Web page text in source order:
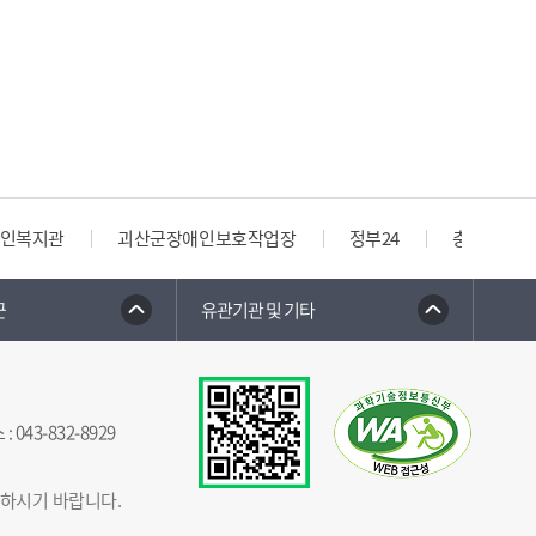
복지관 괴산군장애인보호작업장 정부24 충청북도
유관기관 및 기타
:043-832-8929
시기 바랍니다.